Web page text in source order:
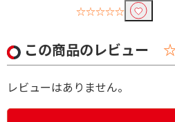
☆☆☆☆☆
この商品のレビュー
レビューはありません。